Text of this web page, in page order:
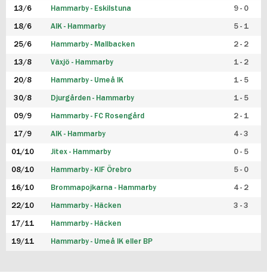
13/6 Hammarby - Eskilstuna 9 - 0
18/6 AIK - Hammarby 5 - 1
25/6 Hammarby - Mallbacken 2 - 2
13/8 Växjö - Hammarby 1 - 2
20/8 Hammarby - Umeå IK 1 - 5
30/8 Djurgården - Hammarby 1 - 5
09/9 Hammarby - FC Rosengård 2 - 1
17/9 AIK - Hammarby 4 - 3
01/10 Jitex - Hammarby 0 - 5
08/10 Hammarby - KIF Örebro 5 - 0
16/10 Brommapojkarna - Hammarby 4 - 2
22/10 Hammarby - Häcken 3 - 3
17/11 Hammarby - Häcken
19/11 Hammarby - Umeå IK eller BP